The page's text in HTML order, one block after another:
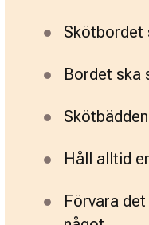
Skötbordet
Bordet ska
Håll alltid
Förvara